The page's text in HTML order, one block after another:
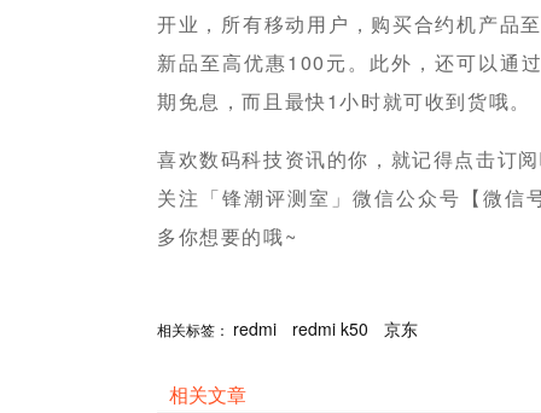
开业，所有移动用户，购买合约机产品
新品至高优惠100元。此外，还可以通
期免息，而且最快1小时就可收到货哦。
喜欢数码科技资讯的你，就记得点击订
关注「锋潮评测室」微信公众号【微
多你想要的哦~
相关标签： redmi redmi k50 京东
分享 赞
相关文章